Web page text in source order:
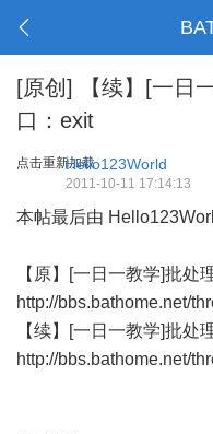
[原创]
【续】[一日
口：exit
点击重新加载Hello123World
2011-10-11 17:14:13
本帖最后由
【原】[一日一教学]批处
http://bbs.bathome.net/
【续】[一日一教学]批处
http://bbs.bathome.net/